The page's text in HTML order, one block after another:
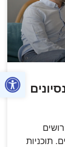
פתח
תוכניות